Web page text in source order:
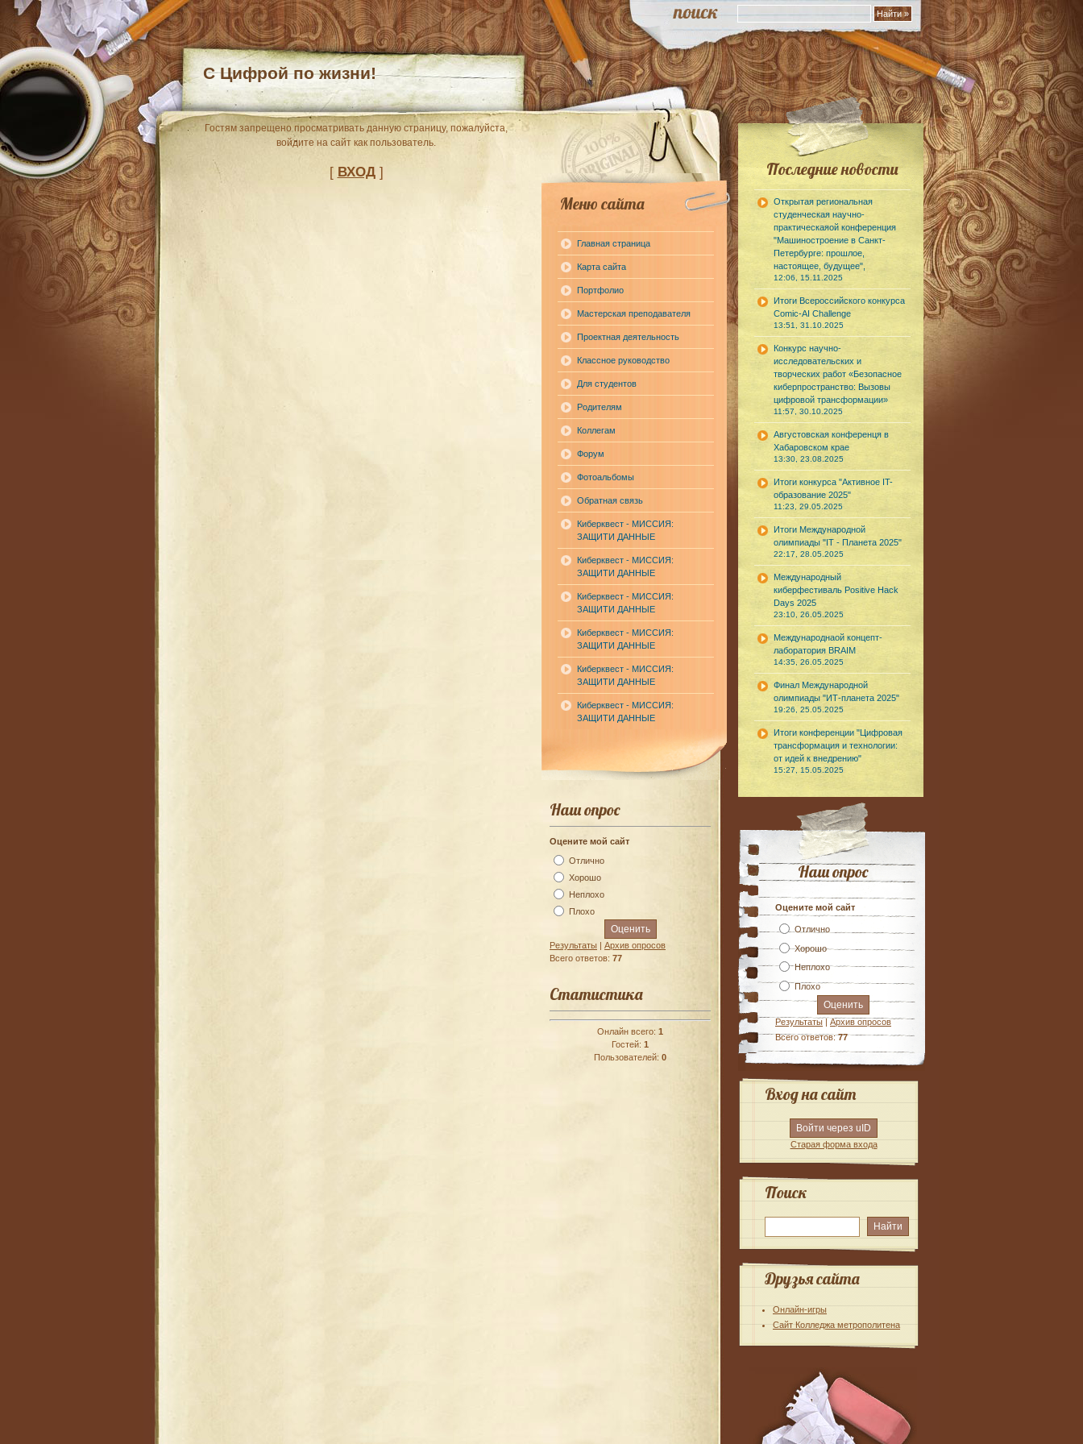
С Цифрой по жизни!
Гостям запрещено просматривать данную страницу, пожалуйста,
войдите на сайт как пользователь.
[ ВХОД]
Меню сайта
Главная страница
Карта сайта
Портфолио
Мастерская преподавателя
Проектная деятельность
Классное руководство
Для студентов
Родителям
Коллегам
Форум
Фотоальбомы
Обратная связь
Киберквест - МИССИЯ:
ЗАЩИТИ ДАННЫЕ
Киберквест - МИССИЯ:
ЗАЩИТИ ДАННЫЕ
Киберквест - МИССИЯ:
ЗАЩИТИ ДАННЫЕ
Киберквест - МИССИЯ:
ЗАЩИТИ ДАННЫЕ
Киберквест - МИССИЯ:
ЗАЩИТИ ДАННЫЕ
Киберквест - МИССИЯ:
ЗАЩИТИ ДАННЫЕ
Наш опрос
Оцените мой сайт
Отлично
Хорошо
Неплохо
Плохо
Результаты | Архив опросов
Всего ответов: 77
Статистика
Онлайн всего: 1
Гостей: 1
Пользователей: 0
Последние новости
Открытая региональная
студенческая научно-
практическаяой конференция
"Машиностроение в Санкт-
Петербурге: прошлое,
настоящее, будущее",
12:06, 15.11.2025
Итоги Всероссийского конкурса
Comic-AI Challenge
13:51, 31.10.2025
Конкурс научно-
исследовательских и
творческих работ «Безопасное
киберпространство: Вызовы
цифровой трансформации»
11:57, 30.10.2025
Августовская конференця в
Хабаровском крае
13:30, 23.08.2025
Итоги конкурса "Активное IT-
образование 2025"
11:23, 29.05.2025
Итоги Международной
олимпиады "IT - Планета 2025"
22:17, 28.05.2025
Международный
киберфестиваль Positive Hack
Days 2025
23:10, 26.05.2025
Международнаой концепт-
лаборатория BRAIM
14:35, 26.05.2025
Финал Международной
олимпиады "ИТ-планета 2025"
19:26, 25.05.2025
Итоги конференции "Цифровая
трансформация и технологии:
от идей к внедрению"
15:27, 15.05.2025
Наш опрос
Оцените мой сайт
Отлично
Хорошо
Неплохо
Плохо
Результаты
Архив опросов
Всего ответов:77
Вход на сайт
Войти через uID
Старая форма входа
Поиск
Друзья сайта
Онлайн-игры
Сайт Колледжа метрополитена